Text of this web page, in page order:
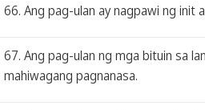
66. Ang pag-ulan ay nagpawi ng init
67. Ang pag-ulan ng mga bituin sa
mahiwagang pagnanasa.